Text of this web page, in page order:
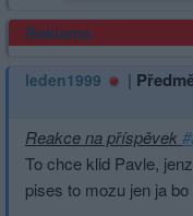
Reklama
leden1999 |
Reakce na příspěvek
To chce klid Pavle,
pises to mozu jen ja